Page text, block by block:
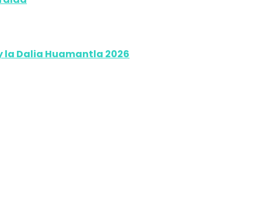
la Dalia Huamantla 2026